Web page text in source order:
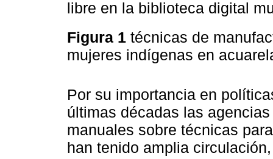
libre en la biblioteca digital
Figura 1 técnicas de
mujeres indígenas en
Por su importancia en
últimas décadas las
manuales sobre técnicas
han tenido amplia